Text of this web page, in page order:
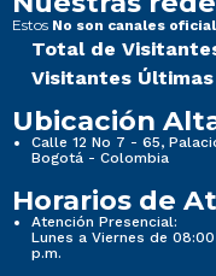
Estos No son canales
Total de
Visitantes
Ubicación
Calle 12 No 7 - 65,
Bogotá - Colombia
Horarios de
Atención Presencial:
Lunes a Viernes de
p.m.